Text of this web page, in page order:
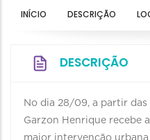
INÍCIO DESCRIÇÃO
DESCRIÇÃO
No dia 28/09, a partir das
Garzon Henrique recebe
maior intervenção